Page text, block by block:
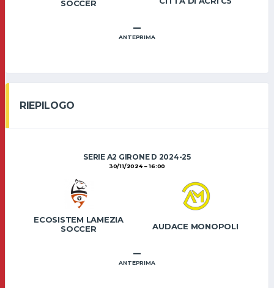
SOCCER
–
ANTEPRIMA
RIEPILOGO
SERIE A2 GIRONE D 2024-25
30/11/2024 16:00
ECOSISTEM LAMEZIA
SOCCER
AUDACE MONOPOLI
–
ANTEPRIMA